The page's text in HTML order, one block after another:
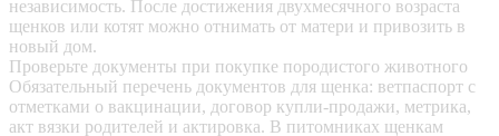
независимость. После достижения двухмесячного возраста
щенков или котят можно отнимать от матери и привозить в
новый дом.
Проверьте документы при покупке породистого животного
Обязательный перечень документов для щенка: ветпаспорт с
отметками о вакцинации, договор купли-продажи, метрика,
акт вязки родителей и актировка. В питомниках щенкам